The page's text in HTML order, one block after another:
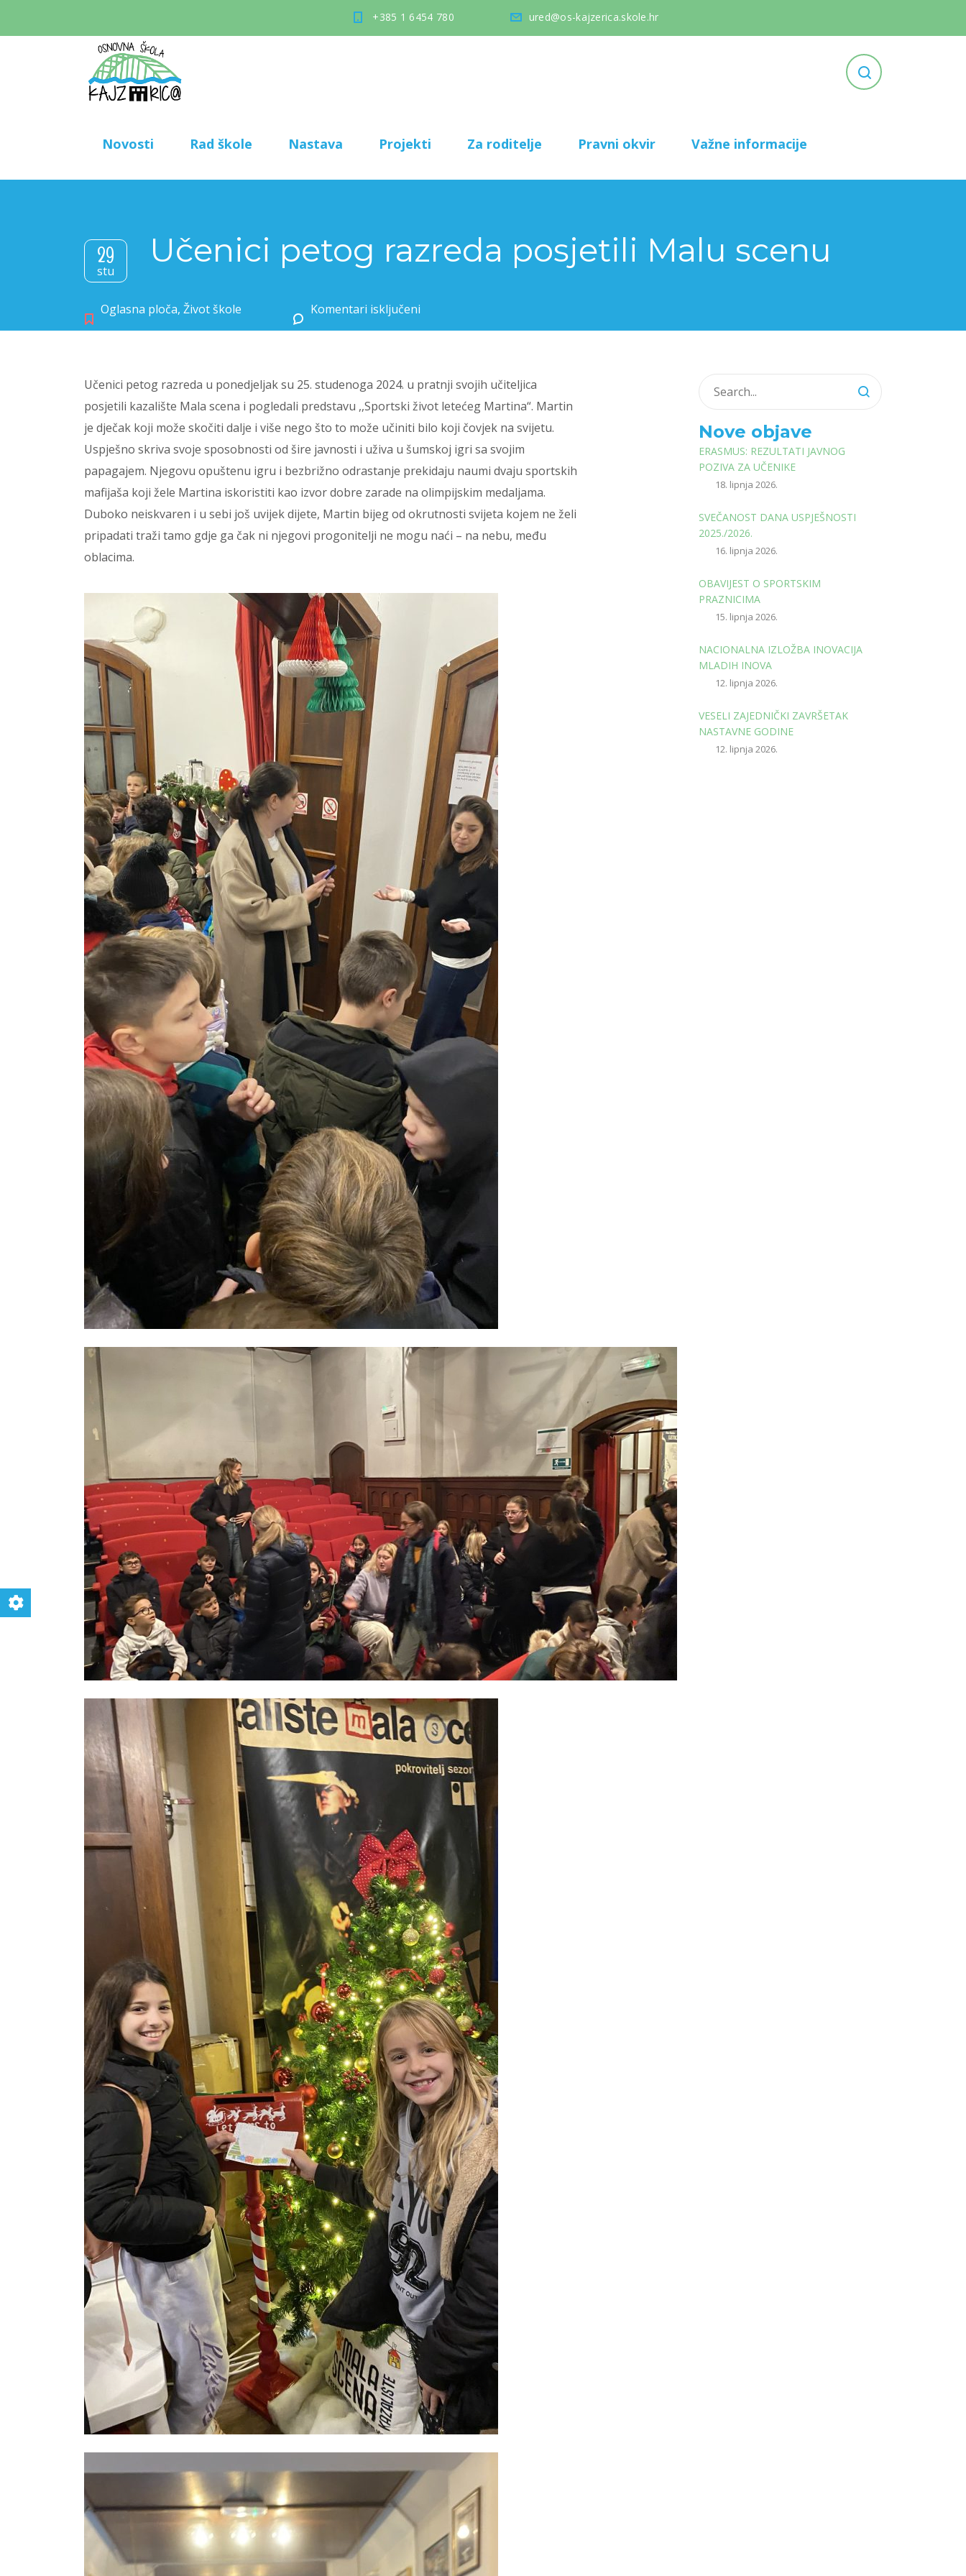
+385 1 6454 780 ured@os-kajzerica.skole.hr
Novosti Rad škole Nastava Projekti Za roditelje Pravni okvir Važne informacije
29
stu
Učenici petog razreda posjetili Malu scenu
Oglasna ploča, Život škole Komentari isključeni
Učenici petog razreda u ponedjeljak su 25. studenoga 2024. u pratnji svojih učiteljica
posjetili kazalište Mala scena i pogledali predstavu ,,Sportski život letećeg Martina“. Martin
je dječak koji može skočiti dalje i više nego što to može učiniti bilo koji čovjek na svijetu.
Uspješno skriva svoje sposobnosti od šire javnosti i uživa u šumskoj igri sa svojim
papagajem. Njegovu opuštenu igru i bezbrižno odrastanje prekidaju naumi dvaju sportskih
mafijaša koji žele Martina iskoristiti kao izvor dobre zarade na olimpijskim medaljama.
Duboko neiskvaren i u sebi još uvijek dijete, Martin bijeg od okrutnosti svijeta kojem ne želi
pripadati traži tamo gdje ga čak ni njegovi progonitelji ne mogu naći – na nebu, među
oblacima.
Nove objave
ERASMUS: REZULTATI JAVNOG
POZIVA ZA UČENIKE
18. lipnja 2026.
SVEČANOST DANA USPJEŠNOSTI
2025./2026.
16. lipnja 2026.
OBAVIJEST O SPORTSKIM
PRAZNICIMA
15. lipnja 2026.
NACIONALNA IZLOŽBA INOVACIJA
MLADIH INOVA
12. lipnja 2026.
VESELI ZAJEDNIČKI ZAVRŠETAK
NASTAVNE GODINE
12. lipnja 2026.